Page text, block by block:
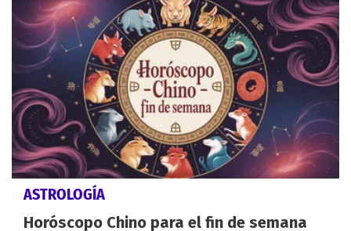
ASTROLOGÍA
Horóscopo Chino para el fin de semana